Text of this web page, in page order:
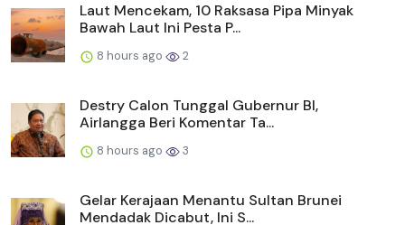
Laut Mencekam, 10 Raksasa Pipa Minyak
Bawah Laut Ini Pesta P...
8 hours ago 2
Destry Calon Tunggal Gubernur BI,
Airlangga Beri Komentar Ta...
8 hours ago 3
Gelar Kerajaan Menantu Sultan Brunei
Mendadak Dicabut, Ini S...